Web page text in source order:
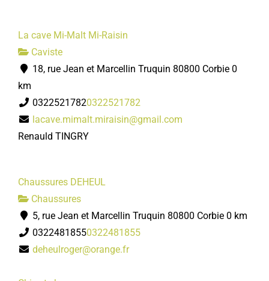
La cave Mi-Malt Mi-Raisin
Caviste
18, rue Jean et Marcellin Truquin 80800 Corbie 0
km
03225217820322521782
lacave.mimalt.miraisin@gmail.com
Renauld TINGRY
Chaussures DEHEUL
Chaussures
5, rue Jean et Marcellin Truquin 80800 Corbie 0 km
03224818550322481855
deheulroger@orange.fr